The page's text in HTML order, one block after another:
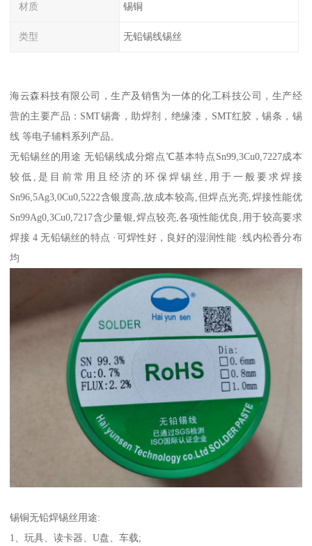
材质 锡铜
类型 无铅锡线锡丝
海云森科技有限公司，生产及销售为一体的化工科技公司，生产经
营的主要产品：SMT锡膏，助焊剂，绝缘漆，SMT红胶，锡条，锡
线 等电子辅料系列产品。
无铅锡丝的用途 无铅锡线成分熔点℃基本特点Sn99,3Cu0,7227成本
较低,是目前常用且经济的环保焊锡丝,用于一般要求焊接
Sn96,5Ag3,0Cu0,5222含银度高,故成本较高,但焊点光亮,焊接性能优
Sn99Ag0,3Cu0,7217含少量银,焊点较亮,各项性能优良,用于较高要求
焊接 4 无铅锡丝的特点 ·可焊性好，良好的湿润性能 ·线内松香分布
均
锡铜无铅焊锡丝用途:
1、玩具、读卡器、U盘、车载;